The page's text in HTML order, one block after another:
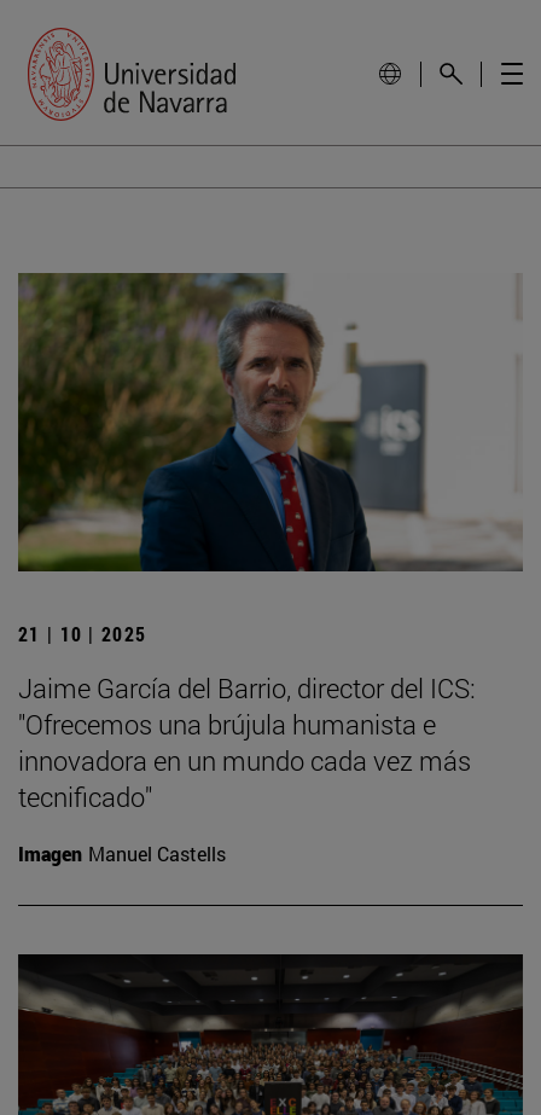
21 | 10 | 2025
Jaime García del Barrio, director del ICS:
"Ofrecemos una brújula humanista e
innovadora en un mundo cada vez más
tecnificado"
Imagen Manuel Castells